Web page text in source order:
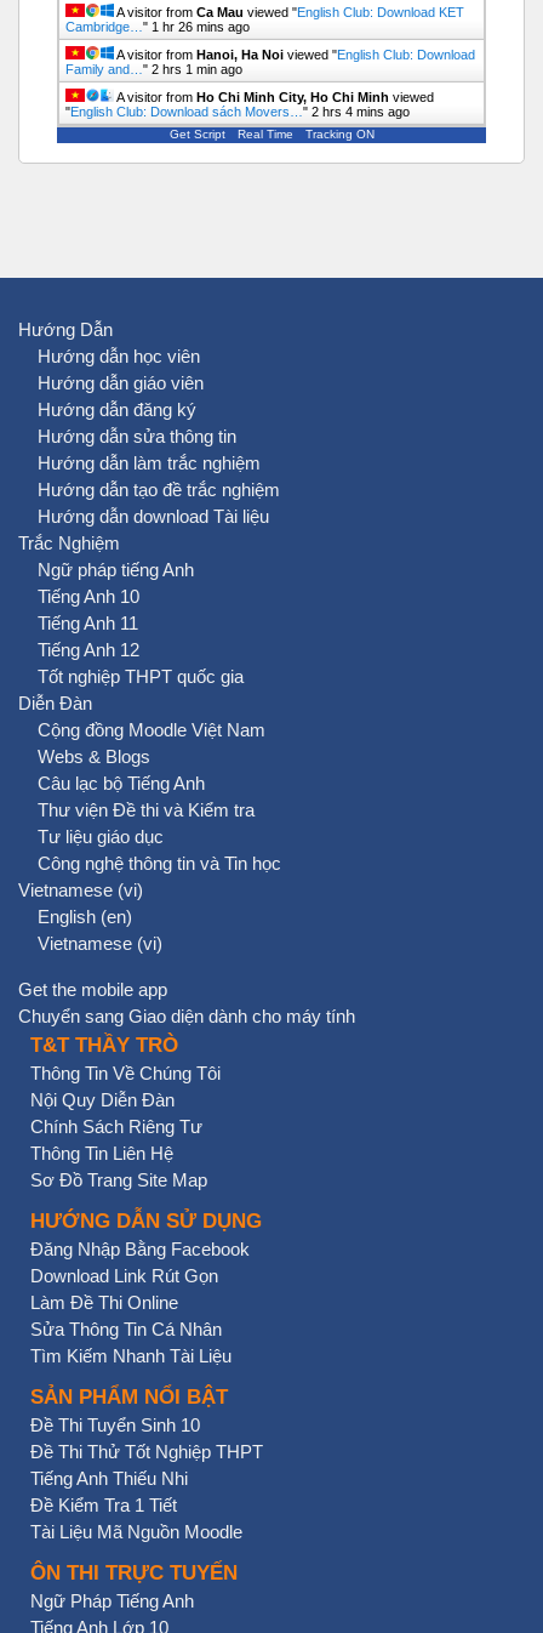
A visitor from Ca Mau viewed "English Club: Download KET
Cambridge… " 1 hr 26 mins ago
A visitor from Hanoi, Ha Noi viewed "English Club: Download
Family and… " 2 hrs 1 min ago
A visitor from Ho Chi Minh City, Ho Chi Minh viewed
"English Club: Download sách Movers… " 2 hrs 4 mins ago
Get Script Real Time Tracking ON
Hướng Dẫn
Hướng dẫn học viên
Hướng dẫn giáo viên
Hướng dẫn đăng ký
Hướng dẫn sửa thông tin
Hướng dẫn làm trắc nghiệm
Hướng dẫn tạo đề trắc nghiệm
Hướng dẫn download Tài liệu
Trắc Nghiệm
Ngữ pháp tiếng Anh
Tiếng Anh 10
Tiếng Anh 11
Tiếng Anh 12
Tốt nghiệp THPT quốc gia
Diễn Đàn
Cộng đồng Moodle Việt Nam
Webs & Blogs
Câu lạc bộ Tiếng Anh
Thư viện Đề thi và Kiểm tra
Tư liệu giáo dục
Công nghệ thông tin và Tin học
Vietnamese ‎(vi)‎
English ‎(en)‎
Vietnamese ‎(vi)‎
Get the mobile app
Chuyển sang Giao diện dành cho máy tính
T&T THẦY TRÒ
Thông Tin Về Chúng Tôi
Nội Quy Diễn Đàn
Chính Sách Riêng Tư
Thông Tin Liên Hệ
Sơ Đồ Trang Site Map
HƯỚNG DẪN SỬ DỤNG
Đăng Nhập Bằng Facebook
Download Link Rút Gọn
Làm Đề Thi Online
Sửa Thông Tin Cá Nhân
Tìm Kiếm Nhanh Tài Liệu
SẢN PHẨM NỔI BẬT
Đề Thi Tuyển Sinh 10
Đề Thi Thử Tốt Nghiệp THPT
Tiếng Anh Thiếu Nhi
Đề Kiểm Tra 1 Tiết
Tài Liệu Mã Nguồn Moodle
ÔN THI TRỰC TUYẾN
Ngữ Pháp Tiếng Anh
Tiếng Anh Lớp 10